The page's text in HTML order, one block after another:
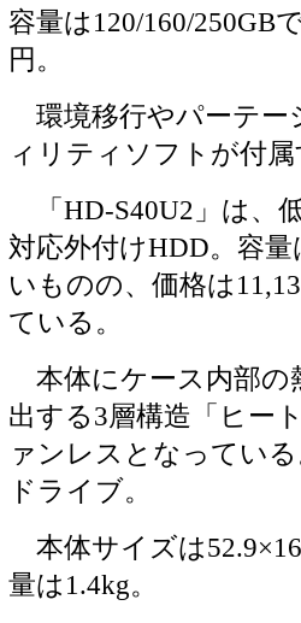
容量は120/160/250GB
円。
環境移行やパーテー
ィリティソフトが付
「HD-S40U2」は、
対応外付けHDD。容
いものの、価格は
ている。
本体にケース内部の
出する3層構造「ヒー
ァンレスとなってい
ドライブ。
本体サイズは
量は1.4kg。